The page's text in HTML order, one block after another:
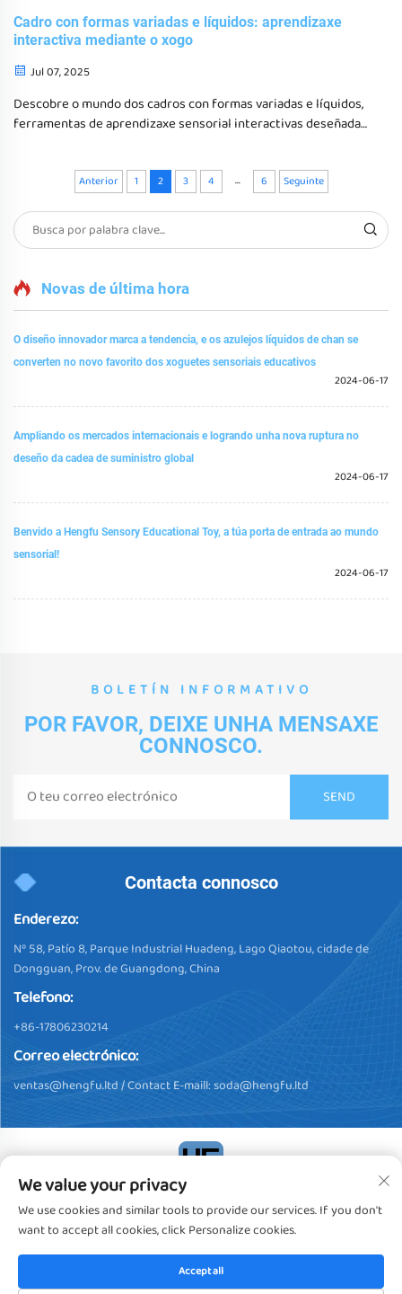
Cadro con formas variadas e líquidos: aprendizaxe
interactiva mediante o xogo
Jul 07, 2025
Descobre o mundo dos cadros con formas variadas e líquidos,
ferramentas de aprendizaxe sensorial interactivas deseñadas
motoras e a creatividade a través do xogo sensorial.
Anterior 1 2 3 4 ... 6 Seguinte
Novas de última hora
O diseño innovador marca a tendencia, e os azulejos líquidos de chan se
converten no novo favorito dos xoguetes sensoriais educativos
2024-06-17
Ampliando os mercados internacionais e logrando unha nova ruptura no
deseño da cadea de suministro global
2024-06-17
Benvido a Hengfu Sensory Educational Toy, a túa porta de entrada ao mundo
sensorial!
2024-06-17
BOLETÍN INFORMATIVO
POR FAVOR, DEIXE UNHA MENSAXE
CONNOSCO.
Contacta connosco
Enderezo:
Nº 58, Patío 8, Parque Industrial Huadeng, Lago Qiaotou, cidade de
Dongguan, Prov. de Guangdong, China
Telefono:
+86-17806230214
Correo electrónico:
ventas@hengfu.ltd/ Contact E-maill:soda@hengfu.ltd
Dereitos de autor © 2024, Dongguan Hengfu Plastic Products Co.,
Ltd. Todos os dereitos reservadosPolítica de privacidade
We value your privacy
We use cookies and similar tools to provide our services. If you don't
want to accept all cookies, click Personalize cookies.
Accept all